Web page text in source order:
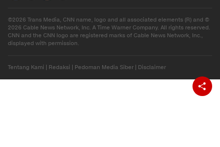
©2026 Trans Media, CNN name, logo and all associated elements (R) and ©
2026 Cable News Network, Inc. A Time Warner Company. All rights reserved.
CNN and the CNN logo are registered marks of Cable News Network, Inc.,
displayed with permission.
Tentang Kami Redaksi Pedoman Media Siber Disclaimer